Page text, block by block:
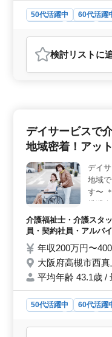
50代活躍中 60代活躍
おすすめポイント
＜柔軟なシフト制度
タイルに合わせた働
た幅広い時間帯で自
の方を歓迎していま
や介護記録作成など
キルをさらに高めら
＞ 実費交通費支給や
も整っています。ま
境など健康面への配
己の健康管理もサポ
が整っています。
検討リスト に
デイサービスで
地域密着！アッ
デイ
地域
す〜
ビリ
整理
支給
軽にお
介護福祉士・介護スタ
員・契約社員・アルバ
年収200万円〜
大阪府高槻市西
平均年齢 43.1歳 /
50代活躍中 60代活躍